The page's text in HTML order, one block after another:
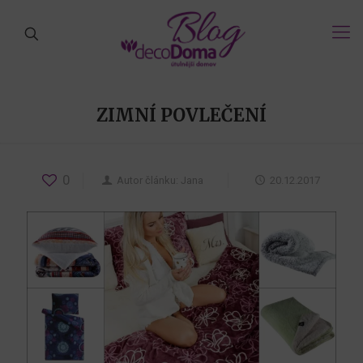
ZIMNÍ POVLEČENÍ
0 Autor článku: Jana 20.12.2017